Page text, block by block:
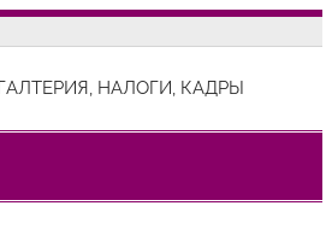
НАЛОГИ, КАДРЫ